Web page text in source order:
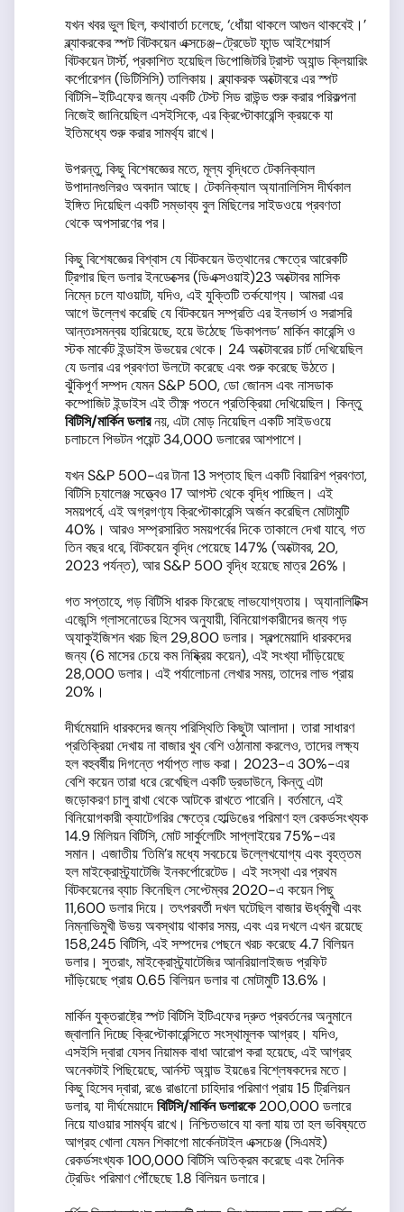
যখন খবর ভুল ছিল, কথাবার্তা চলেছে, ‘ধোঁয়া থাকলে আগুন থাকবেই।’
ব্ল্যাকরকের স্পট বিটকয়েন এক্সচেঞ্জ-ট্রেডেট ফান্ড আইশেয়ার্স
বিটকয়েন টার্স্ট, প্রকাশিত হয়েছিল ডিপোজিটরি ট্রাস্ট অ্যান্ড ক্লিয়ারিং
কর্পোরেশন (ডিটিসিসি) তালিকায়। ব্ল্যাকরক অক্টোবরে এর স্পট
বিটিসি-ইটিএফের জন্য একটি টেস্ট সিড রাউন্ড শুরু করার পরিকল্পনা
নিজেই জানিয়েছিল এসইসিকে, এর ক্রিপ্টোকারেন্সি ক্রয়কে যা
ইতিমধ্যে শুরু করার সামর্থ্য রাখে।
উপরন্তু, কিছু বিশেষজ্ঞের মতে, মূল্য বৃদ্ধিতে টেকনিক্যাল
উপাদানগুলিরও অবদান আছে। টেকনিক্যাল অ্যানালিসিস দীর্ঘকাল
ইঙ্গিত দিয়েছিল একটি সম্ভাব্য বুল মিছিলের সাইডওয়ে প্রবণতা
থেকে অপসারণের পর।
কিছু বিশেষজ্ঞের বিশ্বাস যে বিটকয়েন উত্থানের ক্ষেত্রে আরেকটি
ট্রিগার ছিল ডলার ইনডেক্সের (ডিএক্সওয়াই)23 অক্টোবর মাসিক
নিম্নে চলে যাওয়াটা, যদিও, এই যুক্তিটি তর্কযোগ্য। আমরা এর
আগে উল্লেখ করেছি যে বিটকয়েন সম্প্রতি এর ইনভার্স ও সরাসরি
আন্তঃসমন্বয় হারিয়েছে, হয়ে উঠেছে ‘ডিকাপলড’ মার্কিন কারেন্সি ও
স্টক মার্কেট ইন্ডাইস উভয়ের থেকে। 24 অক্টোবরের চার্ট দেখিয়েছিল
যে ডলার এর প্রবণতা উলটো করেছে এবং শুরু করেছে উঠতে।
ঝুঁকিপূর্ণ সম্পদ যেমন S&P 500, ডো জোনস এবং নাসডাক
কম্পোজিট ইন্ডাইস এই তীক্ষ্ণ পতনে প্রতিক্রিয়া দেখিয়েছিল। কিন্তু
বিটিসি/মার্কিন ডলারনয়, এটা মোড় নিয়েছিল একটি সাইডওয়ে
চলাচলে পিভটন পয়েন্ট 34,000 ডলারের আশপাশে।
যখন S&P 500-এর টানা 13 সপ্তাহ ছিল একটি বিয়ারিশ প্রবণতা,
বিটিসি চ্যালেঞ্জ সত্ত্বেও 17 আগস্ট থেকে বৃদ্ধি পাচ্ছিল। এই
সময়পর্বে, এই অগ্রগণ্য্য ক্রিপ্টোকারেন্সি অর্জন করেছিল মোটামুটি
40%। আরও সম্প্রসারিত সময়পর্বের দিকে তাকালে দেখা যাবে, গত
তিন বছর ধরে, বিটকয়েন বৃদ্ধি পেয়েছে 147% (অক্টোবর, 20,
2023 পর্যন্ত), আর S&P 500 বৃদ্ধি হয়েছে মাত্র 26%।
গত সপ্তাহে, গড় বিটিসি ধারক ফিরেছে লাভযোগ্যতায়। অ্যানালিটিক্স
এজেন্সি গ্লাসনোডের হিসেব অনুযায়ী, বিনিয়োগকারীদের জন্য গড়
অ্যাকুইজিশন খরচ ছিল 29,800 ডলার। স্বল্পমেয়াদি ধারকদের
জন্য (6 মাসের চেয়ে কম নিষ্ক্রিয় কয়েন), এই সংখ্যা দাঁড়িয়েছে
28,000 ডলার। এই পর্যালোচনা লেখার সময়, তাদের লাভ প্রায়
20%।
দীর্ঘমেয়াদি ধারকদের জন্য পরিস্থিতি কিছুটা আলাদা। তারা সাধারণ
প্রতিক্রিয়া দেখায় না বাজার খুব বেশি ওঠানামা করলেও, তাদের লক্ষ্য
হল বহুবর্ষীয় দিগন্তে পর্যাপ্ত লাভ করা। 2023-এ 30%-এর
বেশি কয়েন তারা ধরে রেখেছিল একটি ড্রডাউনে, কিন্তু এটা
জড়োকরণ চালু রাখা থেকে আটকে রাখতে পারেনি। বর্তমানে, এই
বিনিয়োগকারী ক্যাটেগরির ক্ষেত্রে হোল্ডিঙের পরিমাণ হল রেকর্ডসংখ্যক
14.9 মিলিয়ন বিটিসি, মোট সার্কুলেটিং সাপ্লাইয়ের 75%-এর
সমান। এজাতীয় ‘তিমি’র মধ্যে সবচেয়ে উল্লেখযোগ্য এবং বৃহত্তম
হল মাইক্রোস্ট্র্যাটেজি ইনকর্পোরেটেড। এই সংস্থা এর প্রথম
বিটকয়েনের ব্যাচ কিনেছিল সেপ্টেম্বর 2020-এ কয়েন পিছু
11,600 ডলার দিয়ে। তৎপরবর্তী দখল ঘটেছিল বাজার ঊর্ধ্বমুখী এবং
নিম্নাভিমুখী উভয় অবস্থায় থাকার সময়, এবং এর দখলে এখন রয়েছে
158,245 বিটিসি, এই সম্পদের পেছনে খরচ করেছে 4.7 বিলিয়ন
ডলার। সুতরাং, মাইক্রোস্ট্র্যাটেজির আনরিয়ালাইজড প্রফিট
দাঁড়িয়েছে প্রায় 0.65 বিলিয়ন ডলার বা মোটামুটি 13.6%।
মার্কিন যুক্তরাষ্ট্রে স্পট বিটিসি ইটিএফের দ্রুত প্রবর্তনের অনুমানে
জ্বালানি দিচ্ছে ক্রিপ্টোকারেন্সিতে সংস্থামূলক আগ্রহ। যদিও,
এসইসি দ্বারা যেসব নিয়ামক বাধা আরোপ করা হয়েছে, এই আগ্রহ
অনেকটাই পিছিয়েছে, আর্নস্ট অ্যান্ড ইয়ঙের বিশ্লেষকদের মতে।
কিছু হিসেব দ্বারা, রঙে রাঙানো চাহিদার পরিমাণ প্রায় 15 ট্রিলিয়ন
ডলার, যা দীর্ঘমেয়াদেবিটিসি/মার্কিন ডলারকে200,000 ডলারে
নিয়ে যাওয়ার সামর্থ্য রাখে। নিশ্চিতভাবে যা বলা যায় তা হল ভবিষ্যতে
আগ্রহ খোলা যেমন শিকাগো মার্কেনটাইল এক্সচেঞ্জ (সিএমই)
রেকর্ডসংখ্যক 100,000 বিটিসি অতিক্রম করেছে এবং দৈনিক
ট্রেডিং পরিমাণ পৌঁছেছে 1.8 বিলিয়ন ডলারে।